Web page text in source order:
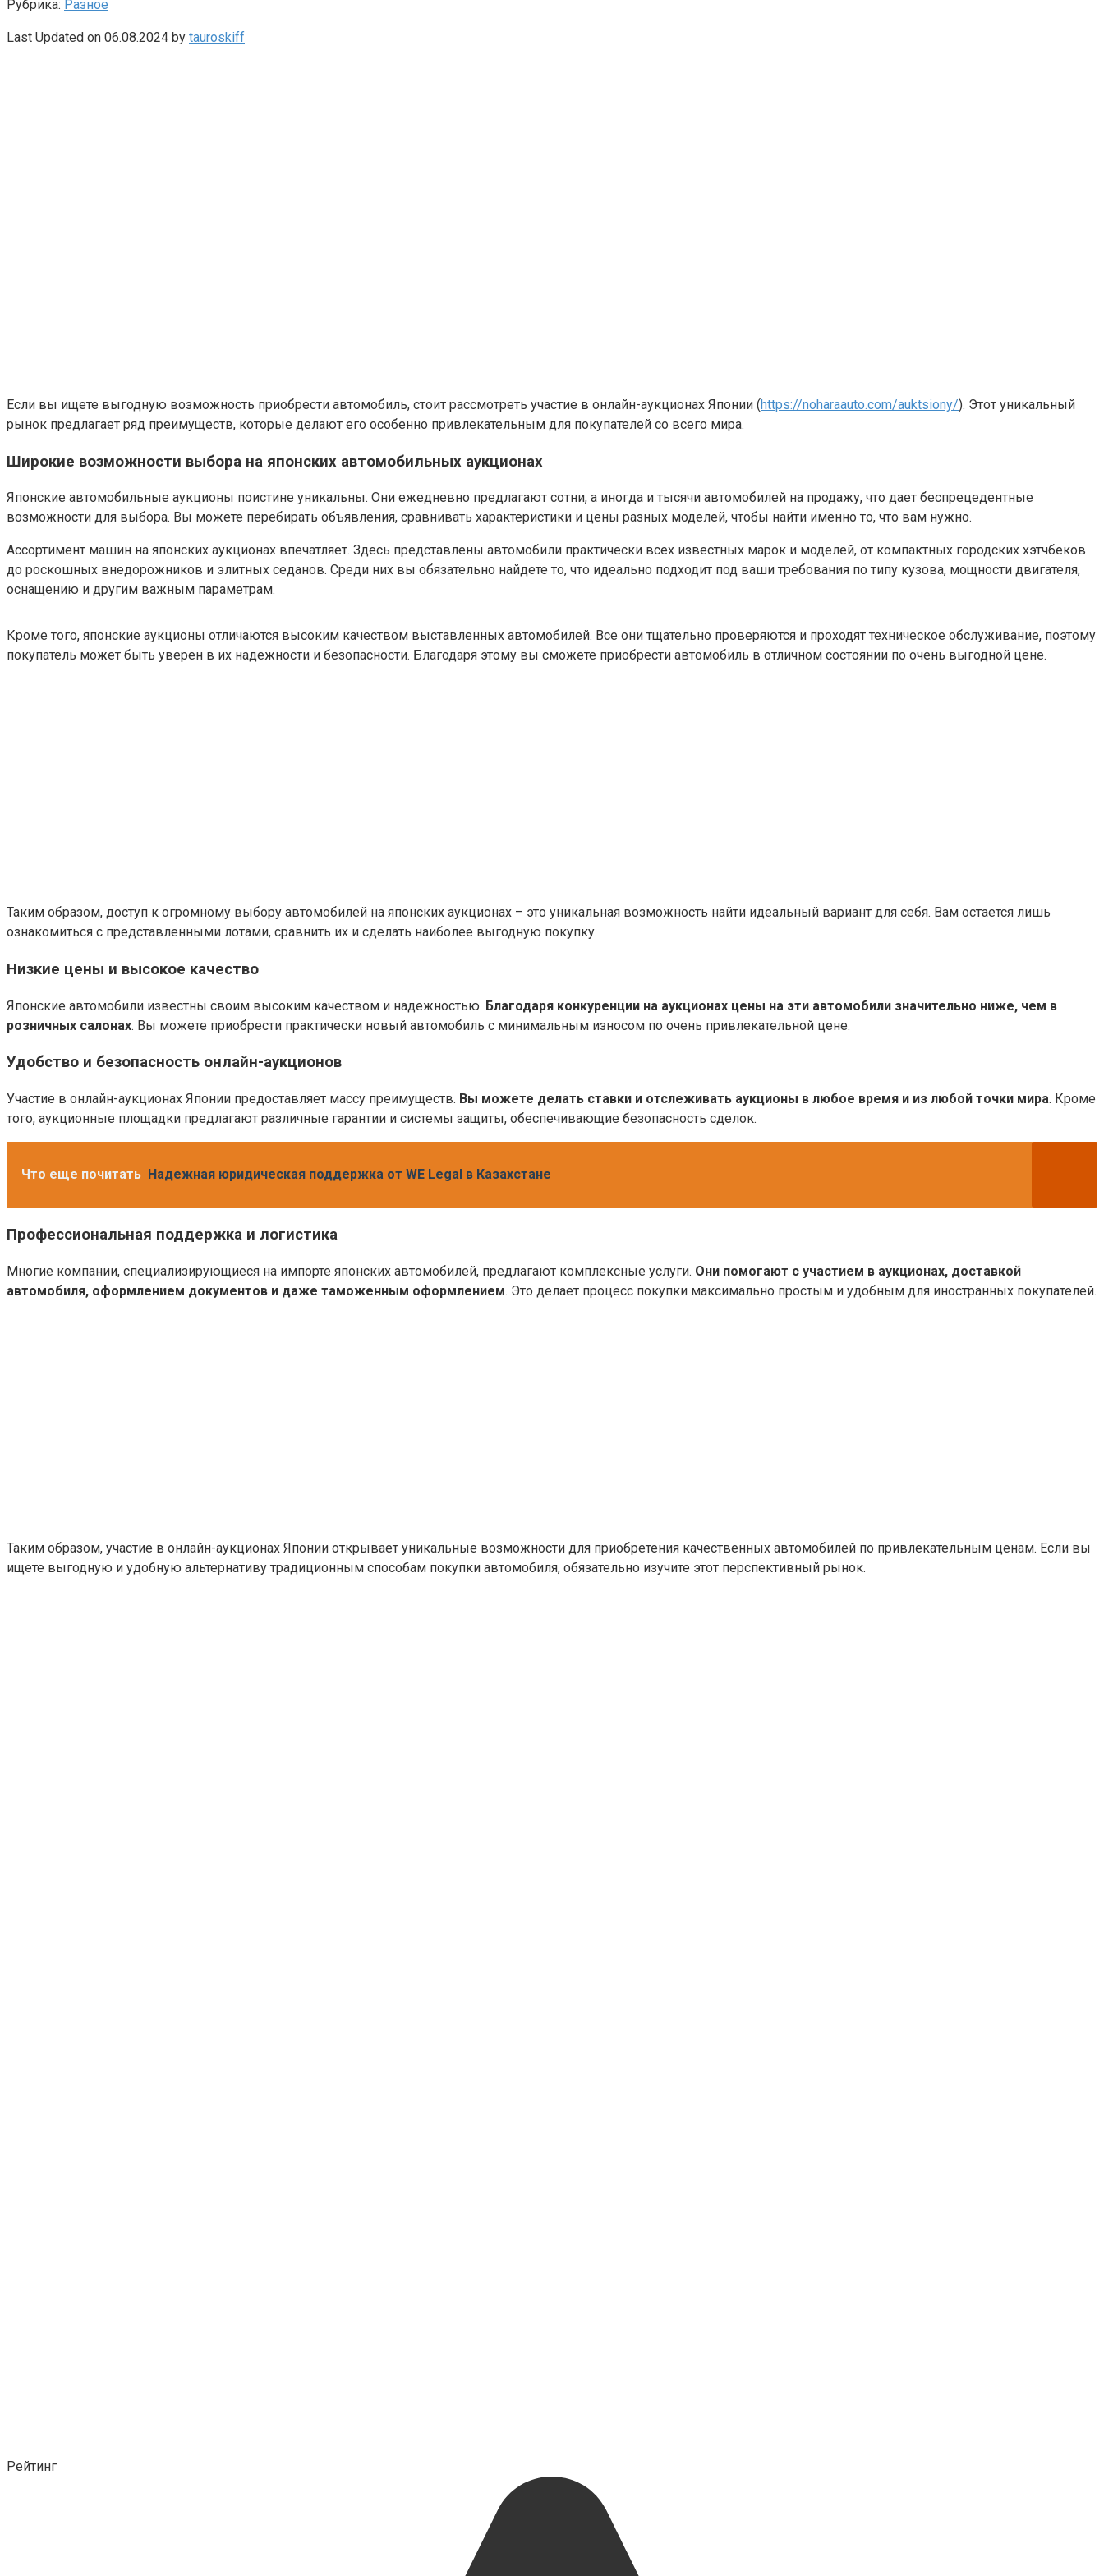
Рубрика: Разное
Last Updated on 06.08.2024 by tauroskiff
Если вы ищете выгодную возможность приобрести автомобиль, стоит рассмотреть участие в онлайн-аукционах Японии (https://noharaauto.com/auktsiony/). Этот уникальный
рынок предлагает ряд преимуществ, которые делают его особенно привлекательным для покупателей со всего мира.
Широкие возможности выбора на японских автомобильных аукционах
Японские автомобильные аукционы поистине уникальны. Они ежедневно предлагают сотни, а иногда и тысячи автомобилей на продажу, что дает беспрецедентные
возможности для выбора. Вы можете перебирать объявления, сравнивать характеристики и цены разных моделей, чтобы найти именно то, что вам нужно.
Ассортимент машин на японских аукционах впечатляет. Здесь представлены автомобили практически всех известных марок и моделей, от компактных городских хэтчбеков
до роскошных внедорожников и элитных седанов. Среди них вы обязательно найдете то, что идеально подходит под ваши требования по типу кузова, мощности двигателя,
оснащению и другим важным параметрам.
Кроме того, японские аукционы отличаются высоким качеством выставленных автомобилей. Все они тщательно проверяются и проходят техническое обслуживание, поэтому
покупатель может быть уверен в их надежности и безопасности. Благодаря этому вы сможете приобрести автомобиль в отличном состоянии по очень выгодной цене.
Таким образом, доступ к огромному выбору автомобилей на японских аукционах – это уникальная возможность найти идеальный вариант для себя. Вам остается лишь
ознакомиться с представленными лотами, сравнить их и сделать наиболее выгодную покупку.
Низкие цены и высокое качество
Японские автомобили известны своим высоким качеством и надежностью. Благодаря конкуренции на аукционах цены на эти автомобили значительно ниже, чем в
розничных салонах. Вы можете приобрести практически новый автомобиль с минимальным износом по очень привлекательной цене.
Удобство и безопасность онлайн-аукционов
Участие в онлайн-аукционах Японии предоставляет массу преимуществ. Вы можете делать ставки и отслеживать аукционы в любое время и из любой точки мира. Кроме
того, аукционные площадки предлагают различные гарантии и системы защиты, обеспечивающие безопасность сделок.
Что еще почитать Надежная юридическая поддержка от WE Legal в Казахстане
Профессиональная поддержка и логистика
Многие компании, специализирующиеся на импорте японских автомобилей, предлагают комплексные услуги. Они помогают с участием в аукционах, доставкой
автомобиля, оформлением документов и даже таможенным оформлением. Это делает процесс покупки максимально простым и удобным для иностранных покупателей.
Таким образом, участие в онлайн-аукционах Японии открывает уникальные возможности для приобретения качественных автомобилей по привлекательным ценам. Если вы
ищете выгодную и удобную альтернативу традиционным способам покупки автомобиля, обязательно изучите этот перспективный рынок.
Рейтинг